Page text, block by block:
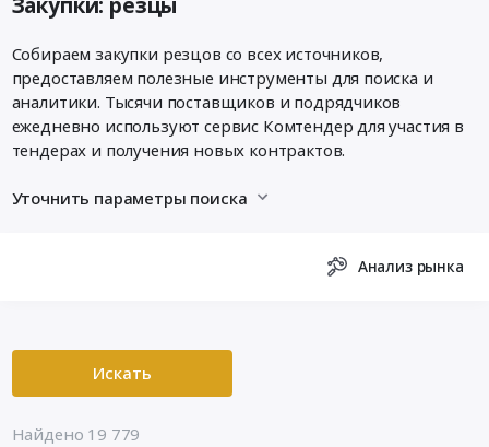
Собираем закупки резцов со всех источников,
предоставляем полезные инструменты для поиска и
аналитики. Тысячи поставщиков и подрядчиков
ежедневно используют сервис Комтендер для участия в
тендерах и получения новых контрактов.
Уточнить параметры поиска
Анализ рынка
Искать
Найдено 19 779